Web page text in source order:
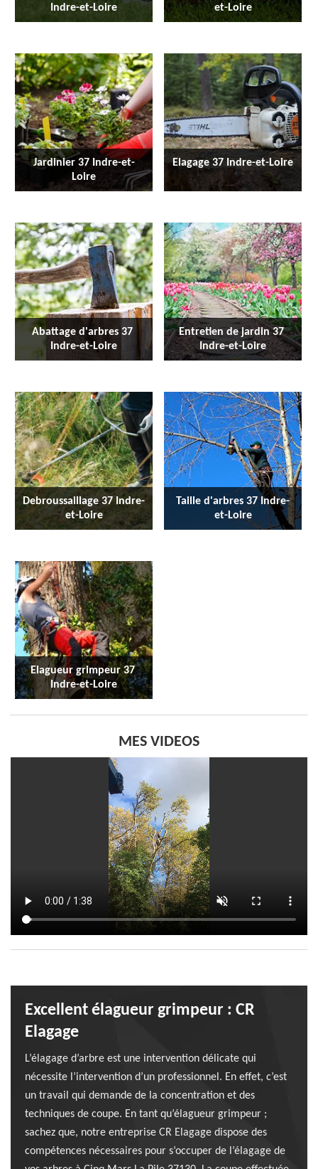
Indre-et-Loire
et-Loire
Jardinier 37 Indre-et-
Loire
Elagage 37 Indre-et-Loire
Abattage d'arbres 37
Indre-et-Loire
Entretien de jardin 37
Indre-et-Loire
Debroussaillage 37 Indre-
et-Loire
Taille d'arbres 37 Indre-
et-Loire
Elagueur grimpeur 37
Indre-et-Loire
MES VIDEOS
Excellent élagueur grimpeur : CR
Elagage
L’élagage d’arbre est une intervention délicate qui
nécessite l’intervention d’un professionnel. En effet, c’est
un travail qui demande de la concentration et des
techniques de coupe. En tant qu’élagueur grimpeur ;
sachez que, notre entreprise CR Elagage dispose des
compétences nécessaires pour s’occuper de l’élagage de